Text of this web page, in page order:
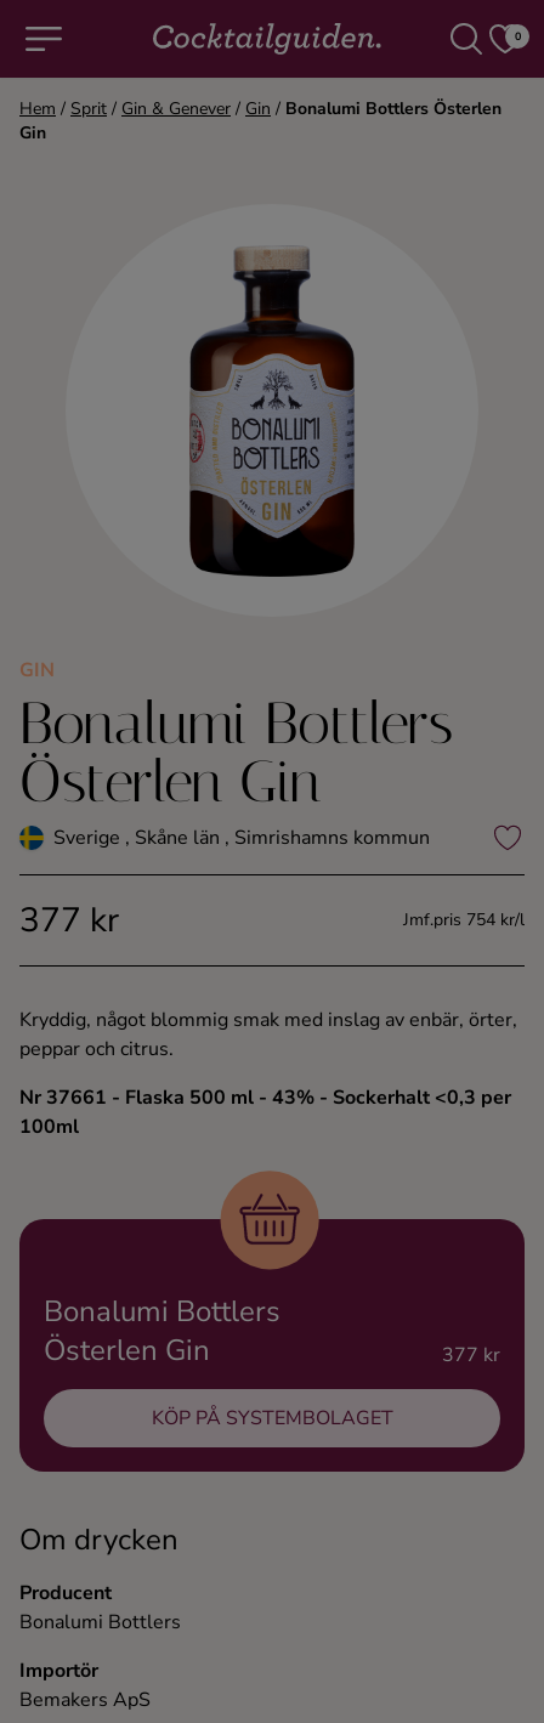
0
Rom
Shots
Tequila
Whisky
Ingredienser
Hem / Sprit / Gin & Genever / Gin / Bonalumi Bottlers Österlen
Gin
GIN
Bonalumi Bottlers
Österlen Gin
Sverige , Skåne län , Simrishamns kommun
377 kr Jmf.pris 754 kr/l
Kryddig, något blommig smak med inslag av enbär, örter,
peppar och citrus.
Nr 37661 - Flaska 500 ml - 43% - Sockerhalt <0,3 per
100ml
Om drycken
Producent
Bonalumi Bottlers
Importör
Bemakers ApS
Bonalumi Bottlers
Österlen Gin
377 kr
KÖP PÅ SYSTEMBOLAGET